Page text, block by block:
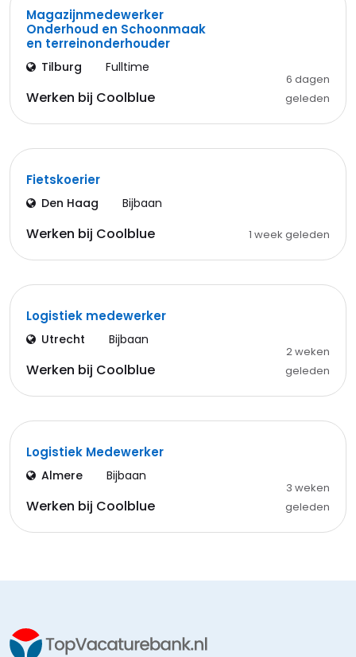
Magazijnmedewerker
Onderhoud en Schoonmaak
en terreinonderhouder
Tilburg Fulltime
Werken bij Coolblue
6 dagen
geleden
Fietskoerier
Den Haag Bijbaan
Werken bij Coolblue 1 week geleden
Logistiek medewerker
Utrecht Bijbaan
Werken bij Coolblue
2 weken
geleden
Logistiek Medewerker
Almere Bijbaan
Werken bij Coolblue
3 weken
geleden